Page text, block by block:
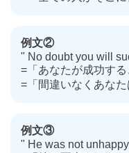
例文②
" No doubt you will
=「あなたが成功する
=「間違いなくあなた
例文③
" He was not